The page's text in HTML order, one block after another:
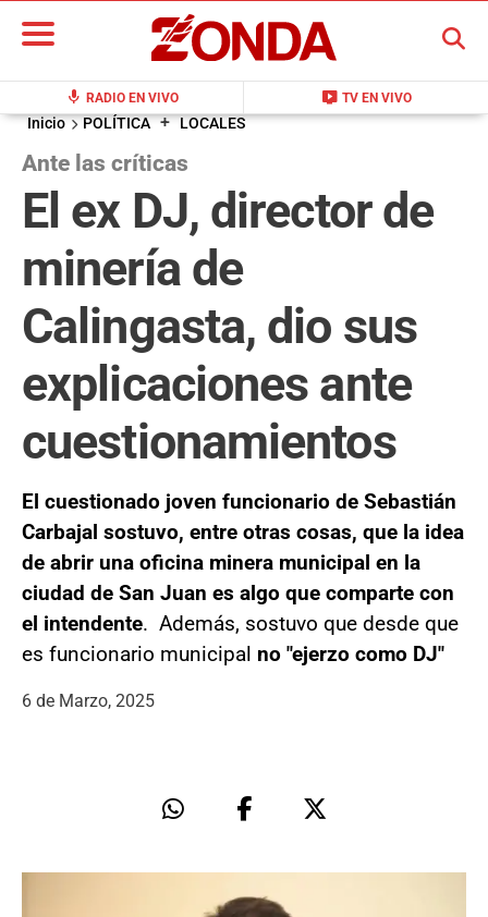
mic RADIO EN VIVO live_tv TV EN VIVO
BUSCAR
Inicio POLÍTICA + LOCALES
Ante las críticas
El ex DJ, director de
minería de
Calingasta, dio sus
explicaciones ante
cuestionamientos
El cuestionado joven funcionario de Sebastián
Carbajal sostuvo, entre otras cosas, que la idea
de abrir una oficina minera municipal en la
ciudad de San Juan es algo que comparte con
el intendente. Además, sostuvo que desde que
es funcionario municipal no "ejerzo como DJ"
6 de Marzo, 2025